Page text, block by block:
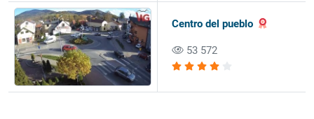
Centro del pueblo
53 572